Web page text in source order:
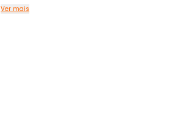
Ver mais